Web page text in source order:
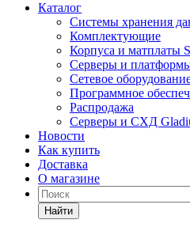
Каталог
Системы хранения
Комплектующие
Корпуса и матплаты
Серверы и
Сетевое
Программное
Распродажа
Серверы и СХД
Новости
Как купить
Доставка
О магазине
Найти